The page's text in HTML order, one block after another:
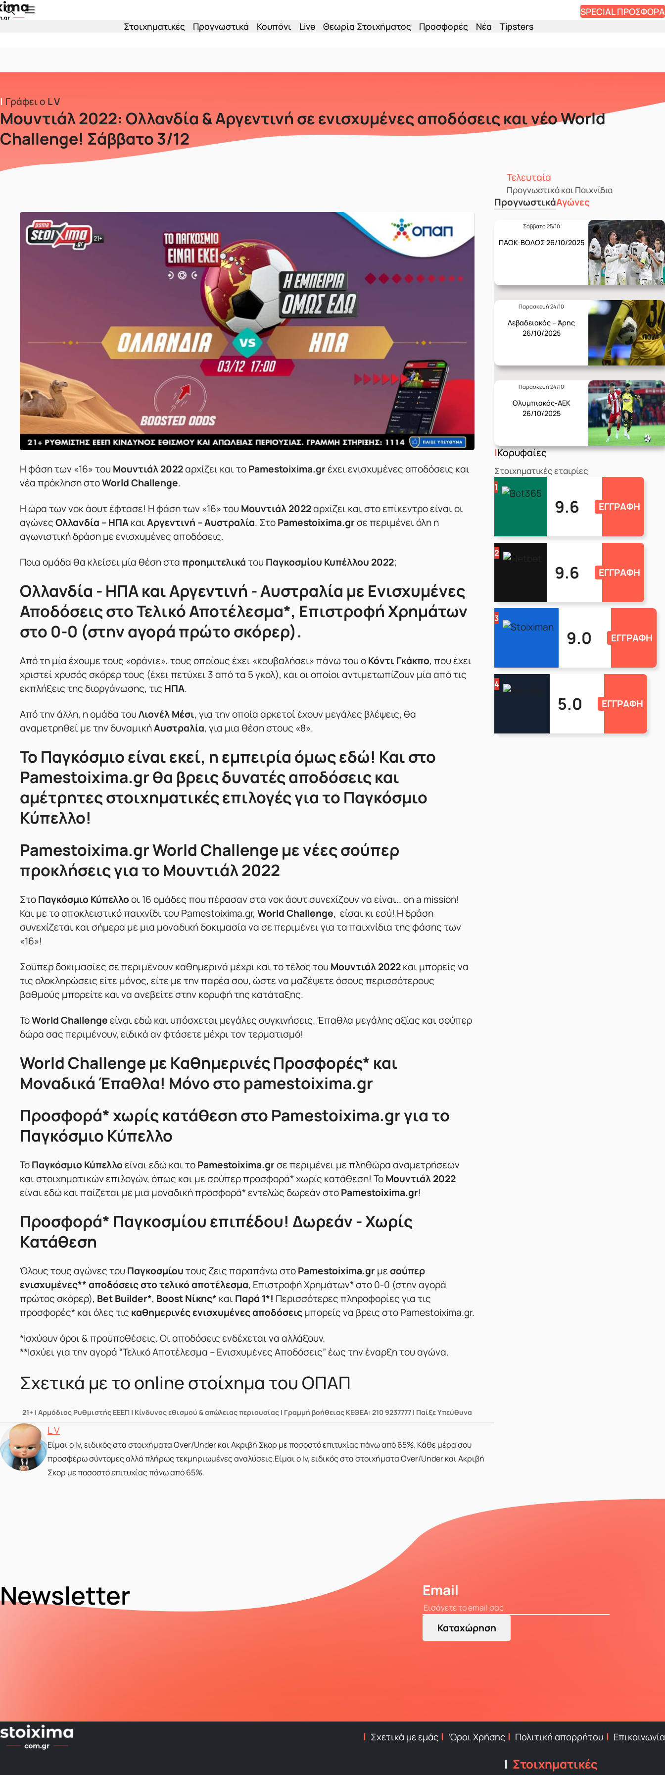
Skip to main content
SPECIAL ΠΡΟΣΦΟΡΑ
Στοιχηματικές
Προγνωστικά Κουπόνι Live Θεωρία Στοιχήματος Προσφορές Νέα Tipsters
Γράφει ο L V
Μουντιάλ 2022: Ολλανδία & Αργεντινή σε ενισχυμένες αποδόσεις και νέο World
Challenge! Σάββατο 3/12
Τελευταία
Προγνωστικά και Παιχνίδια
ΠρογνωστικάΑγώνες
Σάββατο 25/10
ΠΑΟΚ-ΒΟΛΟΣ 26/10/2025
Παρασκευή 24/10
Λεβαδειακός – Άρης
26/10/2025
Παρασκευή 24/10
Ολυμπιακός-ΑΕΚ
26/10/2025
Κορυφαίες
Στοιχηματικές εταιρίες
1
9.6 ΕΓΓΡΑΦΗ
2
9.6 ΕΓΓΡΑΦΗ
3
9.0 ΕΓΓΡΑΦΗ
4
5.0 ΕΓΓΡΑΦΗ
Η φάση των «16» του Μουντιάλ 2022αρχίζει και τοPamestoixima.grέχει ενισχυμένες αποδόσεις και
νέα πρόκληση στοWorld Challenge.
Η ώρα των νοκ άουτ έφτασε! Η φάση των «16» του Μουντιάλ 2022αρχίζει και στο επίκεντρο είναι οι
αγώνεςΟλλανδία – ΗΠΑκαιΑργεντινή – Αυστραλία. ΣτοPamestoixima.grσε περιμένει όλη η
αγωνιστική δράση με ενισχυμένες αποδόσεις.
Ποια ομάδα θα κλείσει μία θέση σταπροημιτελικάτου Παγκοσμίου Κυπέλλου 2022;
Ολλανδία - ΗΠΑ και Αργεντινή - Αυστραλία με Ενισχυμένες
Αποδόσεις στο Τελικό Αποτέλεσμα*, Επιστροφή Χρημάτων
στο 0-0 (στην αγορά πρώτο σκόρερ).
Από τη μία έχουμε τους «οράνιε», τους οποίους έχει «κουβαλήσει» πάνω του οΚόντι Γκάκπο, που έχει
χριστεί χρυσός σκόρερ τους (έχει πετύχει 3 από τα 5 γκολ), και οι οποίοι αντιμετωπίζουν μία από τις
εκπλήξεις της διοργάνωσης, τις ΗΠΑ.
Από την άλλη, η ομάδα τουΛιονέλ Μέσι, για την οποία αρκετοί έχουν μεγάλες βλέψεις, θα
αναμετρηθεί με την δυναμικήΑυστραλία, για μια θέση στους «8».
Το Παγκόσμιο είναι εκεί, η εμπειρία όμως εδώ! Και στο
Pamestoixima.gr θα βρεις δυνατές αποδόσεις και
αμέτρητες στοιχηματικές επιλογές για το Παγκόσμιο
Κύπελλο!
Pamestoixima.gr World Challenge με νέες σούπερ
προκλήσεις για το Μουντιάλ 2022
ΣτοΠαγκόσμιο Κύπελλοοι 16 ομάδες που πέρασαν στα νοκ άουτ συνεχίζουν να είναι.. on a mission!
Και με το αποκλειστικό παιχνίδι του Pamestoixima.gr, World Challenge, είσαι κι εσύ! Η δράση
συνεχίζεται και σήμερα με μια μοναδική δοκιμασία να σε περιμένει για τα παιχνίδια της φάσης των
«16»!
Σούπερ δοκιμασίες σε περιμένουν καθημερινά μέχρι και το τέλος του Μουντιάλ 2022και μπορείς να
τις ολοκληρώσεις είτε μόνος, είτε με την παρέα σου, ώστε να μαζέψετε όσους περισσότερους
βαθμούς μπορείτε και να ανεβείτε στην κορυφή της κατάταξης.
ΤοWorld Challengeείναι εδώ και υπόσχεται μεγάλες συγκινήσεις. Έπαθλα μεγάλης αξίας και σούπερ
δώρα σας περιμένουν, ειδικά αν φτάσετε μέχρι τον τερματισμό!
World Challenge με Καθημερινές Προσφορές* και
Μοναδικά Έπαθλα! Μόνο στο pamestoixima.gr
Προσφορά* χωρίς κατάθεση στο Pamestoixima.gr για το
Παγκόσμιο Κύπελλο
ΤοΠαγκόσμιο Κύπελλοείναι εδώ και τοPamestoixima.grσε περιμένει με πληθώρα αναμετρήσεων
και στοιχηματικών επιλογών, όπως και με σούπερ προσφορά* χωρίς κατάθεση! ΤοΜουντιάλ 2022
είναι εδώ και παίζεται με μια μοναδική προσφορά* εντελώς δωρεάν στοPamestoixima.gr!
Προσφορά* Παγκοσμίου επιπέδου! Δωρεάν - Χωρίς
Κατάθεση
Όλους τους αγώνες του Παγκοσμίουτους ζεις παραπάνω στοPamestoixima.grμεσούπερ
ενισχυμένες** αποδόσεις στο τελικό αποτέλεσμα, Επιστροφή Χρημάτων* στο 0-0 (στην αγορά
πρώτος σκόρερ), Bet Builder*, Boost Νίκης* καιΠαρά 1*! Περισσότερες πληροφορίες για τις
προσφορές* και όλες τις καθημερινές ενισχυμένες αποδόσειςμπορείς να βρεις στο Pamestoixima.gr.
*Ισχύουν όροι & προϋποθέσεις. Οι αποδόσεις ενδέχεται να αλλάξουν.
**Ισχύει για την αγορά “Τελικό Αποτέλεσμα – Ενισχυμένες Αποδόσεις” έως την έναρξη του αγώνα.
Σχετικά με το online στοίχημα του ΟΠΑΠ
21+ | Αρμόδιος Ρυθμιστής ΕΕΕΠ | Κίνδυνος εθισμού & απώλειας περιουσίας | Γραμμή βοήθειας ΚΕΘΕΑ: 210 9237777 | Παίξε Υπεύθυνα
Posted by
L V
Είμαι ο lv, ειδικός στα στοιχήματα Over/Under και Ακριβή Σκορ με ποσοστό επιτυχίας πάνω από 65%. Κάθε μέρα σου
προσφέρω σύντομες αλλά πλήρως τεκμηριωμένες αναλύσεις.Είμαι ο lv, ειδικός στα στοιχήματα Over/Under και Ακριβή
Σκορ με ποσοστό επιτυχίας πάνω από 65%.
Newsletter Email
Καταχώρηση
Σχετικά με εμάς ‘Οροι Χρήσης Πολιτική απορρήτου Επικοινωνία
Στοιχηματικές